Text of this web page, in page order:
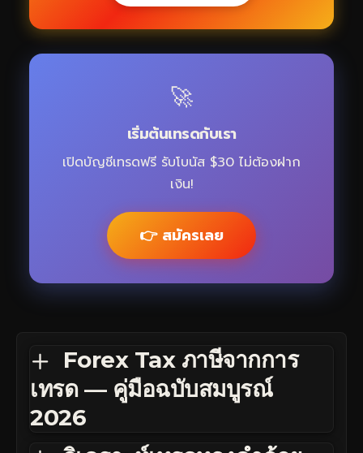
🚀
เริ่มต้นเทรดกับเรา
เปิดบัญชีเทรดฟรี รับโบนัส $30 ไม่ต้องฝาก
เงิน!
👉 สมัครเลย
Forex Tax ภาษีจากการ
เทรด — คู่มือฉบับสมบูรณ์
2026